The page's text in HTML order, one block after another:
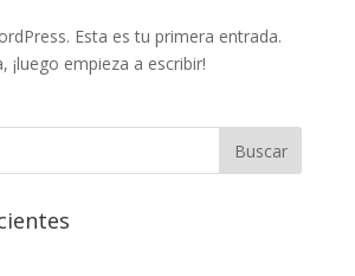
Esta es tu primera entrada.
¡luego empieza a escribir!